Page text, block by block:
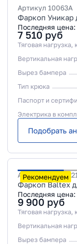
Артикул 10063A
Фаркоп Уникар
Последняя цена:
7 510 руб
Тяговая нагрузка,
Вертикальная
Вырез бампера
Тип крюка
Паспорт и
Электрика в
Подобрать
Рекомендуем
Артикул28181721
Фаркоп Baltex
Последняя цена:
9 900 руб
Тяговая нагрузка,
Вертикальная
Вырез бампера